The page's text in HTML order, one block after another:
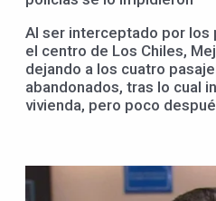
Al ser interceptado por
el centro de Los Chiles,
dejando a los cuatro
abandonados, tras lo cual
vivienda, pero poco